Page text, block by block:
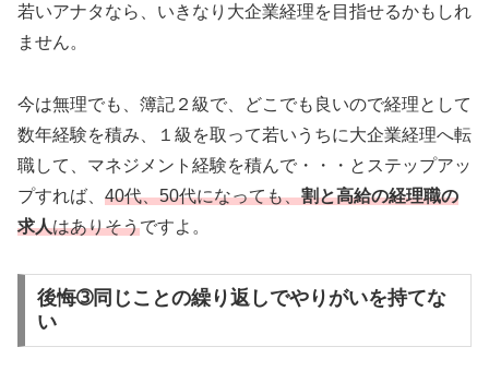
若いアナタなら、いきなり大企業経理を目指せるかもしれ
ません。
今は無理でも、簿記２級で、どこでも良いので経理として
数年経験を積み、１級を取って若いうちに大企業経理へ転
職して、マネジメント経験を積んで・・・とステップアッ
プすれば、 40代、50代になっても、割と高給の経理職の
求人はありそうですよ。
後悔➂同じことの繰り返しでやりがいを持てな
い